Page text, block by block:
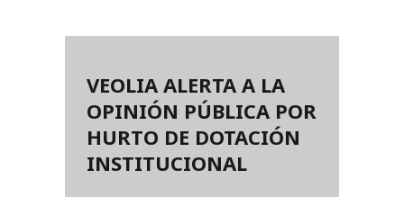
VEOLIA ALERTA A LA
OPINIÓN PÚBLICA POR
HURTO DE DOTACIÓN
INSTITUCIONAL